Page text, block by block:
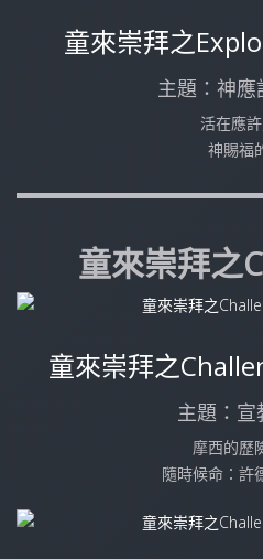
童來崇拜之
主題：神應
活在應
神賜福
童來崇拜之
童來崇拜之
主題：宣
摩西的歷
隨時候命：許